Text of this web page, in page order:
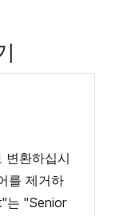
환하십시
를 제거하
는 "Senior